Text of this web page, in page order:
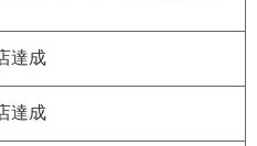
達成
達成